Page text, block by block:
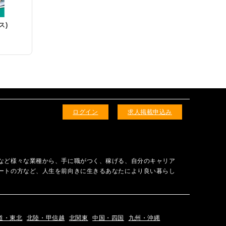
)
ログイン 求人掲載申込み
様々な業種から、手に職がつく、稼げる、自分のキャリア
の方など、人生を前向きに生きるあなたにより良い暮らし
・東北 北陸・甲信越 北関東 中国・四国 九州・沖縄